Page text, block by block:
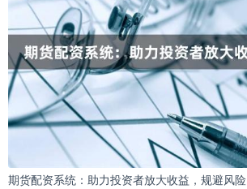
期货配资系统：助力投资者放大收益，规避风险